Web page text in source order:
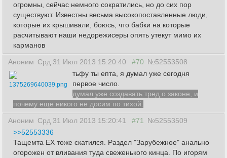
огромны, сейчас немного сократились, но до сих пор
существуют. Известны весьма высокопоставленные люди,
которые их крышивали, боюсь, что бабки на которые
расчитывают наши недорежисеры опять утекут мимо их
карманов
Аноним Срд 31 Июл 2013 15:20:40 #70 №52553508
1375269640039.png
тьфу ты епта, я думал уже сегодня
первое число.
думал уже создавать тред о законе, и
почему еще никого не досим по тихой.
Аноним Срд 31 Июл 2013 15:20:41 #71
№52553509
>>52553336
Тащемта ЕХ тоже скатился. Раздел "Зарубежное" анально
огорожен от вливания туда свеженького кинца. По игорям